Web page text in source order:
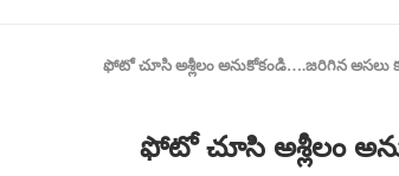
ఫోటో చూసి అశ్లీలం అనుకోకండి….జరిగిన అసలు
ఫోటో చూసి అశ్లీలం